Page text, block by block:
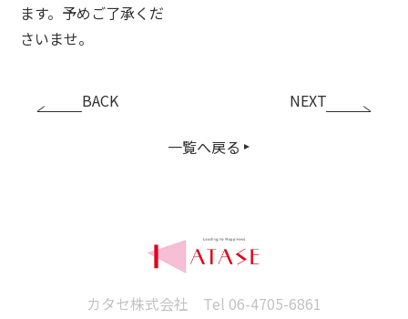
ます。予めご了承くだ
さいませ。
BACK
一覧へ戻る
NEXT
カタセ株式会社 Tel 06-4705-6861